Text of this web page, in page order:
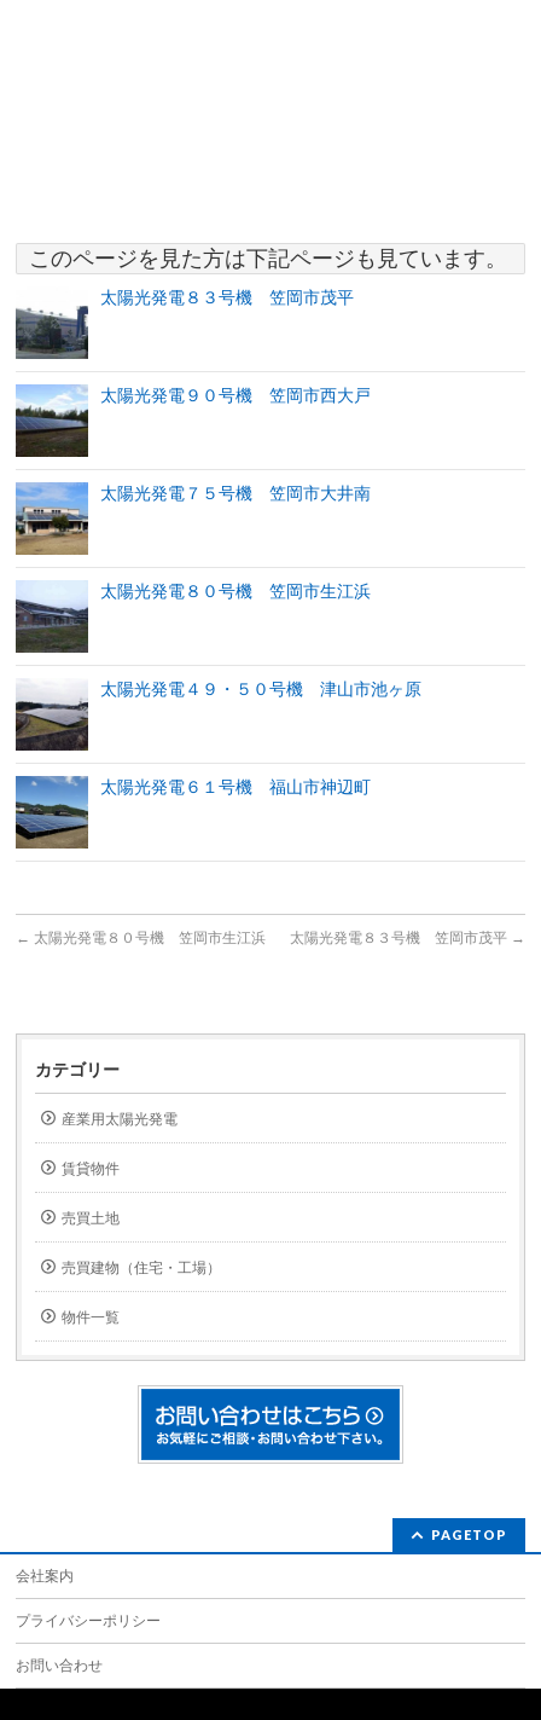
このページを見た方は下記ページも見ています。
太陽光発電８３号機 笠岡市茂平
太陽光発電９０号機 笠岡市西大戸
太陽光発電７５号機 笠岡市大井南
太陽光発電８０号機 笠岡市生江浜
太陽光発電４９・５０号機 津山市池ヶ原
太陽光発電６１号機 福山市神辺町
← 太陽光発電８０号機 笠岡市生江浜 太陽光発電８３号機 笠岡市茂平 →
カテゴリー
産業用太陽光発電
賃貸物件
売買土地
売買建物（住宅・工場）
物件一覧
PAGETOP
会社案内
プライバシーポリシー
お問い合わせ